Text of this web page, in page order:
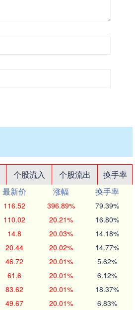
个股流入 个股流出
换手率
最新价 涨幅
换手率
116.52 396.89% 79.39%
110.02 20.21% 16.80%
14.8 20.03% 14.18%
20.44 20.02% 14.77%
46.72 20.01% 5.62%
61.6 20.01% 6.12%
83.62 20.01% 18.37%
49.67 20.01% 6.83%